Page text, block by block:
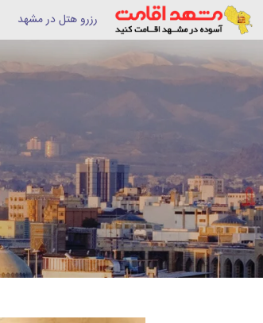
رزرو هتل در مشهد